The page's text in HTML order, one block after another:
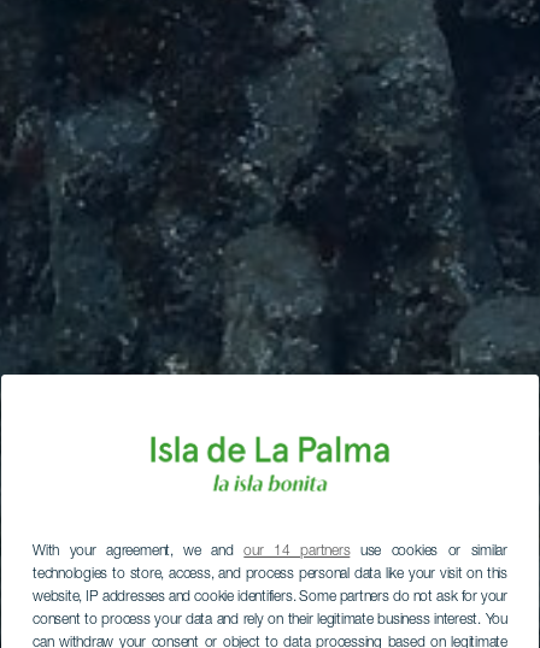
With your agreement, we andour 14 partnersuse cookies or similar
technologies to store, access, and process personal data like your visit on this
website, IP addresses and cookie identifiers. Some partners do not ask for your
consent to process your data and rely on their legitimate business interest. You
can withdraw your consent or object to data processing based on legitimate